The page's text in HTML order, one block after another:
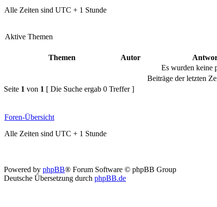
Alle Zeiten sind UTC + 1 Stunde
Aktive Themen
Themen Autor
Es wurden keine
Beiträge der letzten
Seite 1 von 1 [ Die Suche ergab 0 Treffer ]
Foren-Übersicht
Alle Zeiten sind UTC + 1 Stunde
Powered by phpBB® Forum Software © phpBB Group
Deutsche Übersetzung durch phpBB.de